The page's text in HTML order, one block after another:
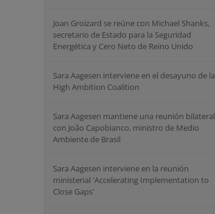
Joan Groizard se reúne con Michael Shanks,
secretario de Estado para la Seguridad
Energética y Cero Neto de Reino Unido
Sara Aagesen interviene en el desayuno de la
High Ambition Coalition
Sara Aagesen mantiene una reunión bilateral
con João Capobianco, ministro de Medio
Ambiente de Brasil
Sara Aagesen interviene en la reunión
ministerial 'Accelerating Implementation to
Close Gaps'